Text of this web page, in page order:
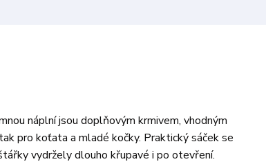
náplní jsou doplňovým krmivem, vhodným
pro koťata a mladé kočky. Praktický sáček se
vydržely dlouho křupavé i po otevření.